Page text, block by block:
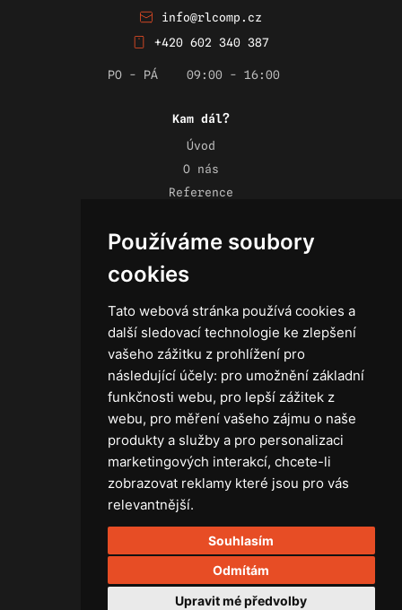
Používáme soubory
cookies
Tato webová stránka používá cookies a
další sledovací technologie ke zlepšení
vašeho zážitku z prohlížení pro
následující účely: pro umožnění základní
funkčnosti webu, pro lepší zážitek z
webu, pro měření vašeho zájmu o naše
produkty a služby a pro personalizaci
marketingových interakcí, chcete-li
zobrazovat reklamy které jsou pro vás
relevantnější.
Souhlasím
Odmítám
Upravit mé předvolby
info@rlcomp.cz
+420 602 340 387
PO - PÁ 09:00 - 16:00
Kam dál?
Úvod
O nás
Reference
Kontakt
Obchodní podmínky
Zásady ochrany osobních údajů
Technika
Světla
Příslušenství ke světlům
Osvětlovací technika GRIP
Baterie
Stativy
Ostatní
Rozvaděče a kabely
Spotřební materiál